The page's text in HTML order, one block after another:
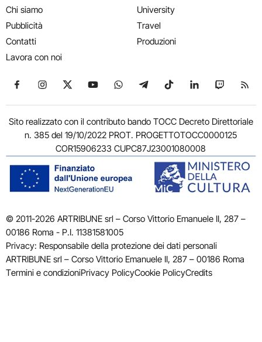
Chi siamo
Pubblicità
Contatti
Lavora con noi
University
Travel
Produzioni
Seguici su Facebook
Seguici su Instagram
Seguici su X
Seguici su YouTube
Seguici su WhatsApp
Seguici su Telegram
Seguici su TikTok
Seguici su
Seguici
Sito realizzato con il contributo bando TOCC Decreto Direttoriale
n. 385 del 19/10/2022 PROT. PROGETTOTOCC0000125
COR15906233 CUPC87J23001080008
© 2011-2026 ARTRIBUNE srl – Corso Vittorio Emanuele II, 287 –
00186 Roma - P.I. 11381581005
Privacy: Responsabile della protezione dei dati personali
ARTRIBUNE srl – Corso Vittorio Emanuele II, 287 – 00186 Roma
Termini e condizioniPrivacy PolicyCookie PolicyCredits